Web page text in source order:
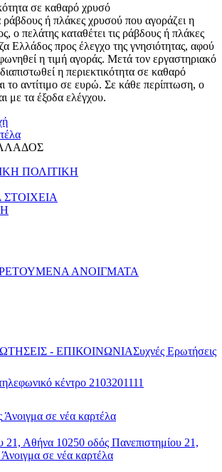
σε καθαρό χρυσό
ή πλάκες χρυσού που αγοράζει η
ο πελάτης καταθέτει τις ράβδους ή πλάκες
Ελλάδος προς έλεγχο της γνησιότητας, αφού
η τιμή αγοράς. Μετά τον εργαστηριακό
η περιεκτικότητα σε καθαρό
το αντίτιμο σε ευρώ. Σε κάθε περίπτωση, ο
με τα έξοδα ελέγχου.
ΠΟΛΙΤΙΚΗ
ΣΤΟΙΧΕΙΑ
ΑΝΟΙΓΜΑΤΑ
- ΕΠΙΚΟΙΝΩΝΙΑΣυχνές Ερωτήσεις
κέντρο 2103201111
Άνοιγμα σε νέα καρτέλα
21, Αθήνα 10250 οδός Πανεπιστημίου 21,
Άνοιγμα σε νέα καρτέλα